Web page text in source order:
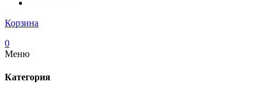
Корзина
0
Меню
Категория